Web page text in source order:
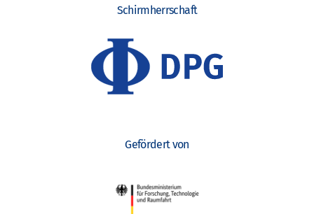
Schirmherrschaft
Gefördert von